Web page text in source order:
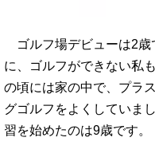
ゴルフ場デビューは2歳
に、ゴルフができない私
の頃には家の中で、プラ
グゴルフをよくしていま
習を始めたのは9歳です。